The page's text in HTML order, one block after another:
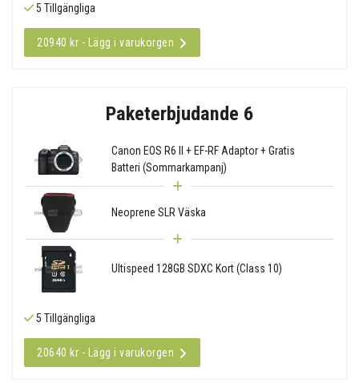
5 Tillgängliga
20940 kr - Lägg i varukorgen
Paketerbjudande 6
Canon EOS R6 II + EF-RF Adaptor + Gratis
Batteri (Sommarkampanj)
Neoprene SLR Väska
Ultispeed 128GB SDXC Kort (Class 10)
5 Tillgängliga
20640 kr - Lägg i varukorgen